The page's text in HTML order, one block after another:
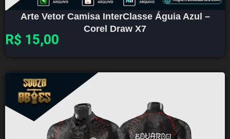
Arte Vetor Camisa InterClasse Águia Azul –
Corel Draw X7
R$ 15,00